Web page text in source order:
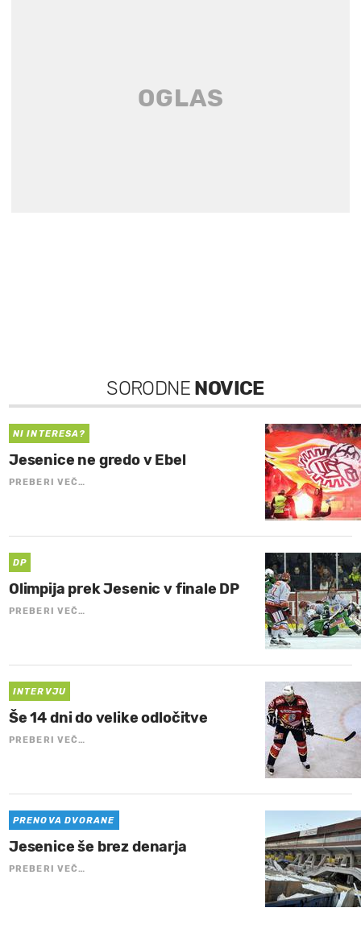
SORODNE NOVICE
NI INTERESA?
Jesenice ne gredo v Ebel
PREBERI VEČ…
DP
Olimpija prek Jesenic v finale DP
PREBERI VEČ…
INTERVJU
Še 14 dni do velike odločitve
PREBERI VEČ…
PRENOVA DVORANE
Jesenice še brez denarja
PREBERI VEČ…